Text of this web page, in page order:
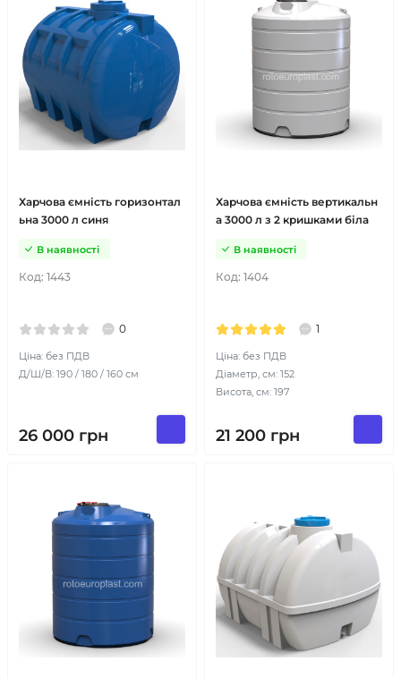
Харчова ємність горизонтал
ьна 3000 л синя
Код: 1443
В наявності
0
Ціна: без ПДВ
Д/Ш/В: 190 / 180 / 160 см
26 000 грн
Харчова ємність вертикальн
а 3000 л з 2 кришками біла
Код: 1404
В наявності
1
Ціна: без ПДВ
Діаметр, см: 152
Висота, см: 197
21 200 грн